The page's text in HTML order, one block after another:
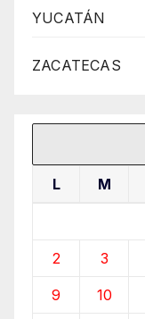
YUCATÁN
ZACATECAS
L M
2 3
9 10